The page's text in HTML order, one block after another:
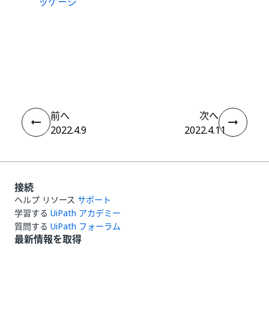
前へ
2022.4.9
次へ
2022.4.11
接続
ヘルプ リソース サポート
学習する UiPath アカデミー
質問する UiPath フォーラム
最新情報を取得